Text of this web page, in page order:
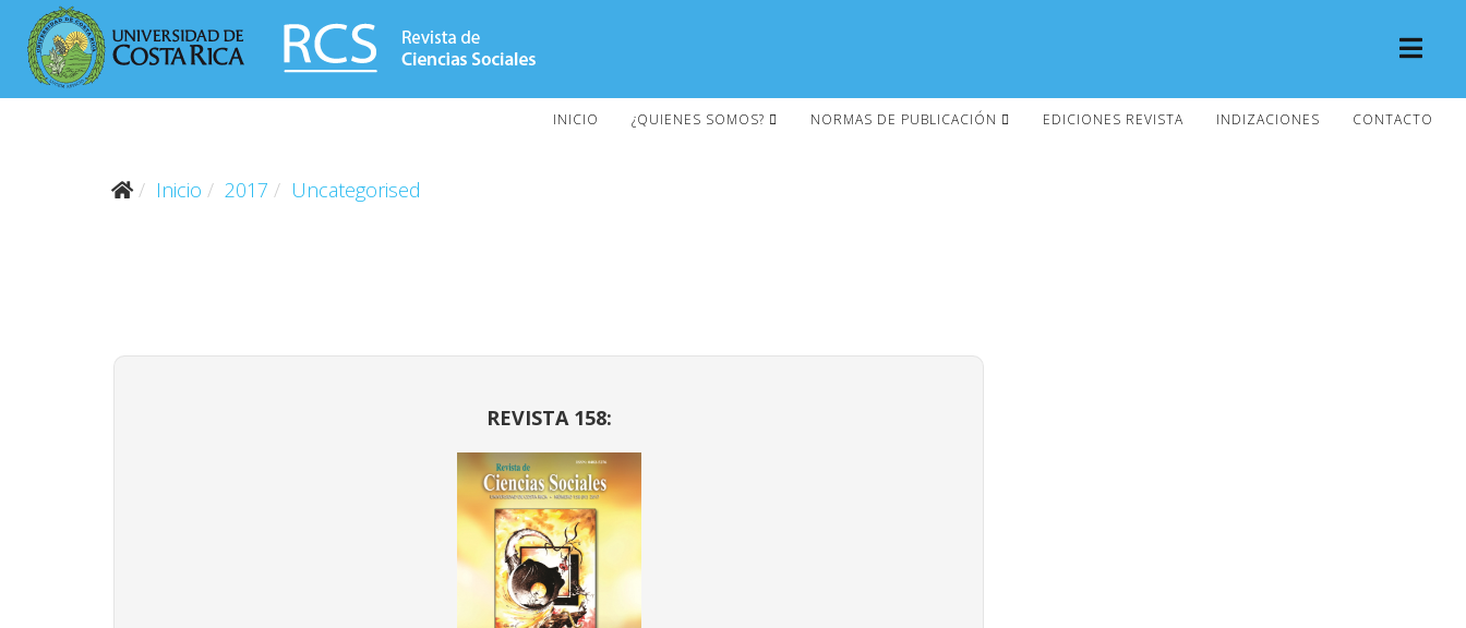
INICIO ¿QUIENES SOMOS? NORMAS DE PUBLICACIÓN EDICIONES REVISTA INDIZACIONES CONTACTO
Inicio 2017 Uncategorised
REVISTA 158: